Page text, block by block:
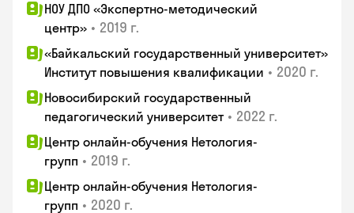
НОУ ДПО «Экспертно-методический
центр» • 2019 г.
«Байкальский государственный университет»
Институт повышения квалификации • 2020 г.
Новосибирский государственный
педагогический университет • 2022 г.
Центр онлайн-обучения Нетология-
групп • 2019 г.
Центр онлайн-обучения Нетология-
групп • 2020 г.